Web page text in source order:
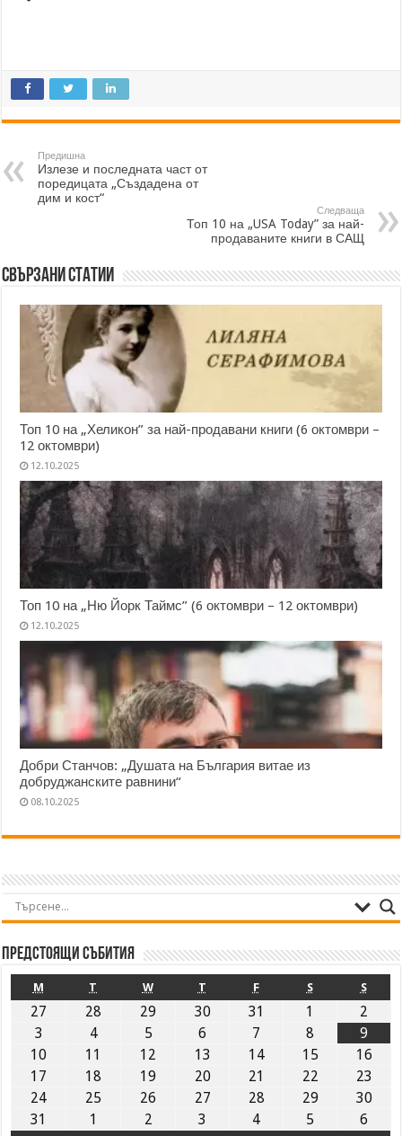
Предишна
Излезе и последната част от
поредицата „Създадена от
дим и кост“
Следваща
Топ 10 на „USA Today” за най-
продаваните книги в САЩ
Свързани статии
Топ 10 на „Хеликон” за най-продавани книги (6 октомври –
12 октомври)
12.10.2025
Топ 10 на „Ню Йорк Таймс” (6 октомври – 12 октомври)
12.10.2025
Добри Станчов: „Душата на България витае из
добруджанските равнини“
08.10.2025
Предстоящи събития
M T W T F S S
27 28 29 30 31 1
2
3
4 5 6 7 8
9
10
11 12 13 14 15
16
17
18 19 20 21 22
23
24
25 26 27 28 29
30
31
1 2 3 4 5 6